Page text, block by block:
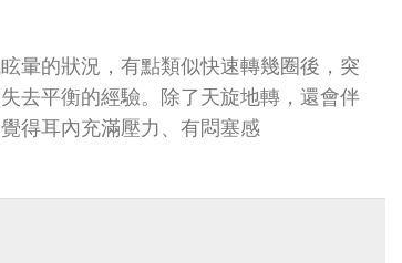
暈的狀況，有點類似快速轉幾圈後，突
去平衡的經驗。除了天旋地轉，還會伴
得耳內充滿壓力、有悶塞感